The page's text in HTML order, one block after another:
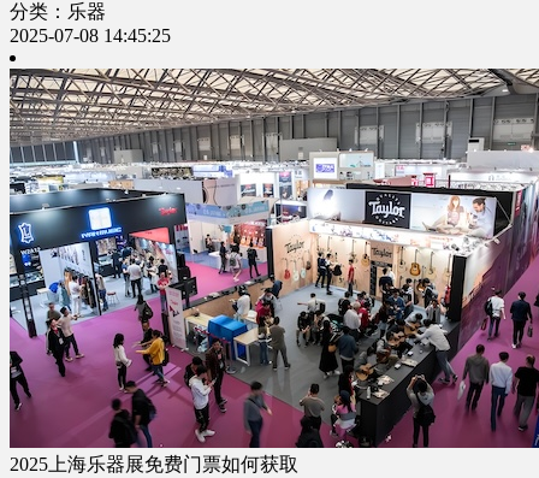
分类：乐器
2025-07-08 14:45:25
2025上海乐器展免费门票如何获取